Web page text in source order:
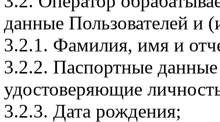
данные Пользователей и
3.2.1. Фамилия, имя и
3.2.2. Паспортные
удостоверяющие
3.2.3. Дата рождения;